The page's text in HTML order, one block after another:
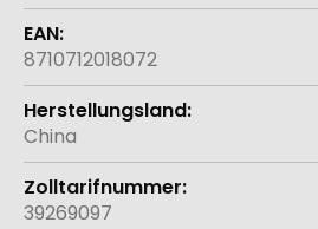
8710712018072
China
39269097